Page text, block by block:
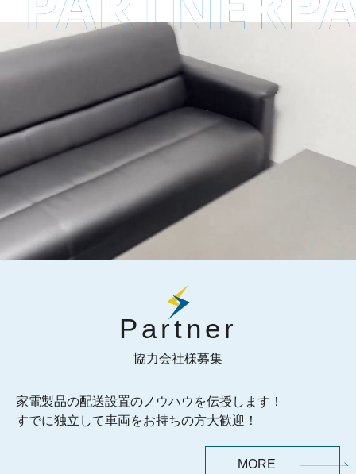
Partner
協力会社様募集
家電製品の配送設置のノウハウを伝授します！
すでに独立して車両をお持ちの方大歓迎！
MORE